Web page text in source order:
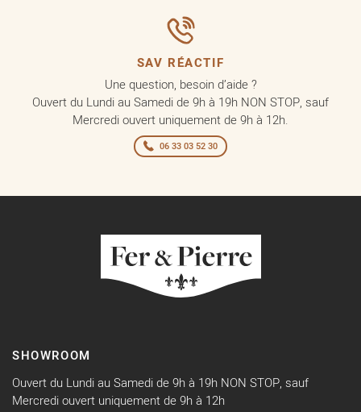
SAV RÉACTIF
Une question, besoin d’aide ?
Ouvert du Lundi au Samedi de 9h à 19h NON STOP, sauf
Mercredi ouvert uniquement de 9h à 12h.
06 33 03 52 30
SHOWROOM
Ouvert du Lundi au Samedi de 9h à 19h NON STOP, sauf
Mercredi ouvert uniquement de 9h à 12h